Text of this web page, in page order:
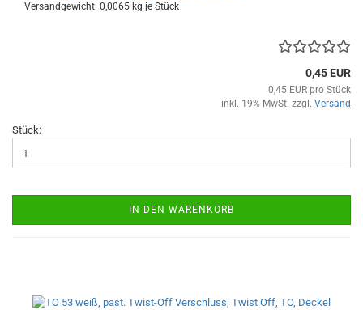
Versandgewicht: 0,0065 kg je Stück
0,45 EUR
0,45 EUR pro Stück
inkl. 19% MwSt. zzgl. Versand
Stück:
IN DEN WARENKORB